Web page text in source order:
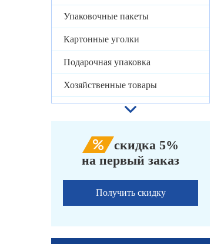
Упаковочные пакеты
Картонные уголки
Подарочная упаковка
Хозяйственные товары
скидка 5%
на первый заказ
Получить скидку